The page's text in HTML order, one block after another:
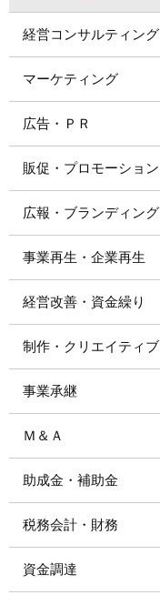
経営コンサルティング
マーケティング
広告・ＰＲ
販促・プロモーション
広報・ブランディング
事業再生・企業再生
経営改善・資金繰り
制作・クリエイティブ
事業承継
Ｍ＆Ａ
助成金・補助金
税務会計・財務
資金調達